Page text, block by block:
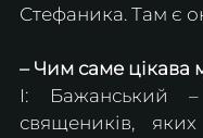
Стефаника. Там є
– Чим саме цікава
І: Бажанський
священиків,